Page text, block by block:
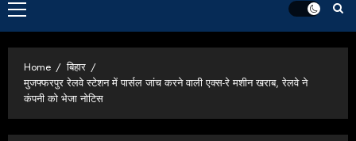
Primary
Menu
Home
बिहार
मुजफ्फरपुर रेलवे स्टेशन में पार्सल जांच करने वाली एक्स-रे मशीन खराब, रेलवे ने
कंपनी को भेजा नोटिस